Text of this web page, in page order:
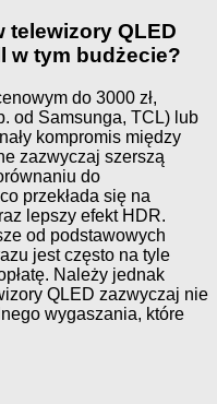
telewizory QLED
w tym budżecie?
do 3000 zł,
od Samsunga, TCL) lub
kompromis między
zazwyczaj szerszą
do
przekłada się na
lepszy efekt HDR.
od podstawowych
jest często na tyle
Należy jednak
QLED zazwyczaj nie
wygaszania, które